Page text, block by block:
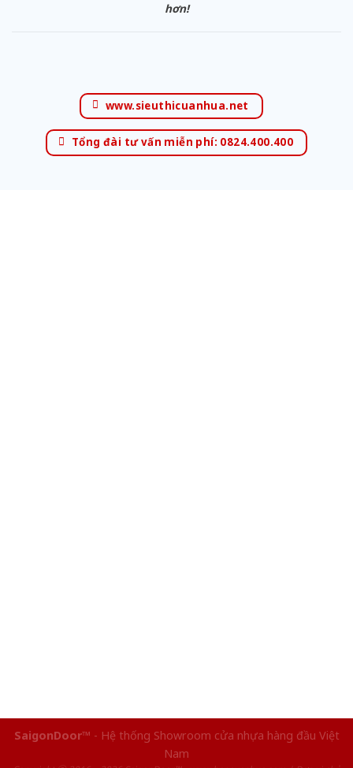
hơn!
www.sieuthicuanhua.net
Tổng đài tư vấn miễn phí: 0824.400.400
SaigonDoor™ - Hệ thống Showroom cửa nhựa hàng đầu Việt
Nam